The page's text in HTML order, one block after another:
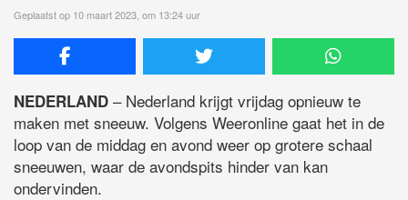
Geplaatst op 10 maart 2023, om 13:24 uur
NEDERLAND – Nederland krijgt vrijdag opnieuw te
maken met sneeuw. Volgens Weeronline gaat het in de
loop van de middag en avond weer op grotere schaal
sneeuwen, waar de avondspits hinder van kan
ondervinden.